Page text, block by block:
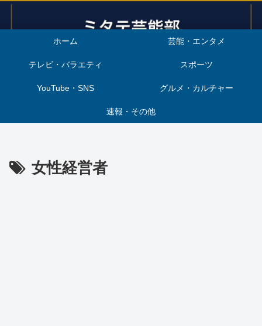
ホーム 芸能・エンタメ
テレビ・バラエティ スポーツ
YouTube・SNS グルメ・カルチャー
速報・その他
女性経営者